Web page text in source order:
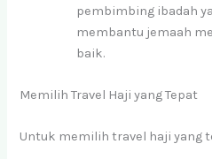
pembimbing ibadah
membantu jemaah
baik.
Memilih Travel Haji yang Tepat
Untuk memilih travel haji yang